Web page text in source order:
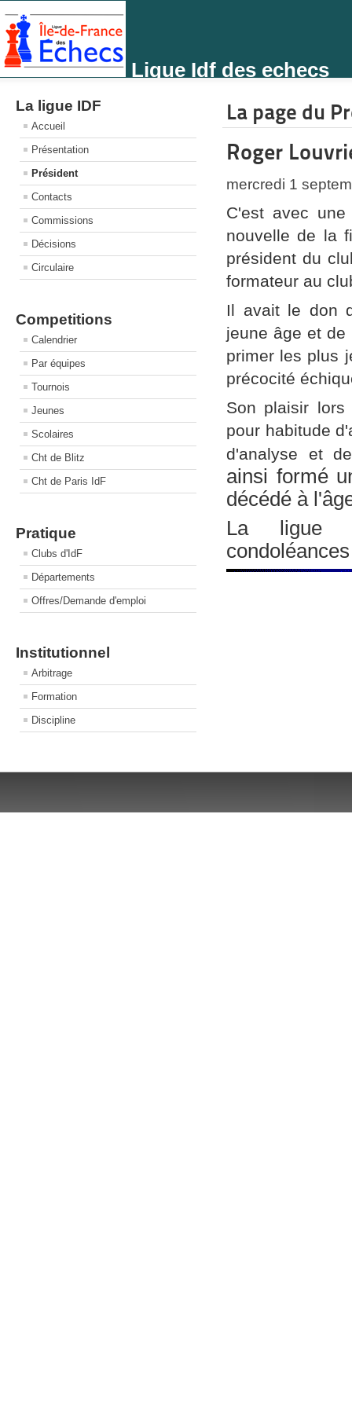
Ligue Idf des echecs
La ligue IDF
Accueil
Présentation
Président
Contacts
Commissions
Décisions
Circulaire
Competitions
Calendrier
Par équipes
Tournois
Jeunes
Scolaires
Cht de Blitz
Cht de Paris IdF
Pratique
Clubs d'IdF
Départements
Offres/Demande d'emploi
Institutionnel
Arbitrage
Formation
Discipline
La page du
Roger
mercredi 1
C'est avec
nouvelle de la
président du
formateur au
Il avait le don
jeune âge et
primer les plus
précocité
Son plaisir
pour habitude
d'analyse et
ainsi formé
décédé à
La ligue